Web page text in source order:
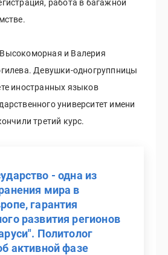
работа в багажной
и Валерия
Девушки-одногруппницы
иностранных языков
университет имени
третий курс.
- одна из
мира в
гарантия
развития регионов
Политолог
активной фазе